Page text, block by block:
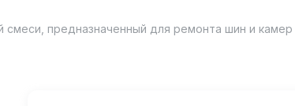
предназначенный для ремонта шин и камер